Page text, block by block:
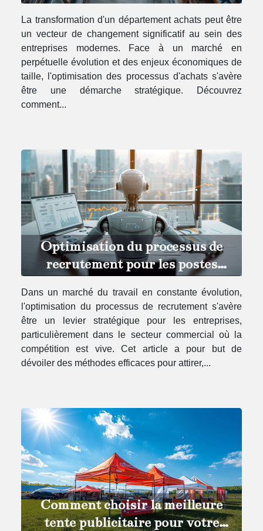
département achats
La transformation d'un département achats peut être
un vecteur de changement significatif au sein des
entreprises modernes. Face à un marché en
perpétuelle évolution et des enjeux économiques de
taille, l'optimisation des processus d'achats s'avère
être une démarche stratégique. Découvrez
comment...
Optimisation du processus de
recrutement pour les postes
commerciaux
Dans un marché du travail en constante évolution,
l'optimisation du processus de recrutement s'avère
être un levier stratégique pour les entreprises,
particulièrement dans le secteur commercial où la
compétition est vive. Cet article a pour but de
dévoiler des méthodes efficaces pour attirer,...
Comment choisir la meilleure
tente publicitaire pour votre